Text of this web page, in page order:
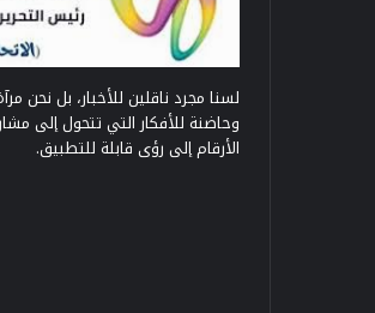
لسنا مجرد ناقلين للأخبار، بل نحن
وحاضنة للأفكار التي تتحول إلى
الأرقام إلى رؤى قابلة للتطبيق.